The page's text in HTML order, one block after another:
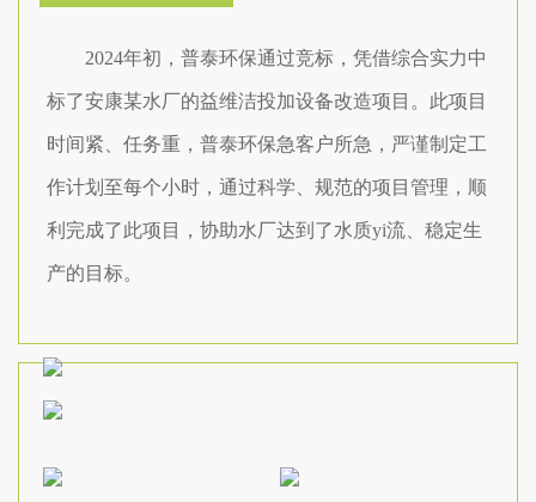
2024年初，普泰环保通过竞标，凭借综合实力中
标了安康某水厂的益维洁投加设备改造项目。此项目
时间紧、任务重，普泰环保急客户所急，严谨制定工
作计划至每个小时，通过科学、规范的项目管理，顺
利完成了此项目，协助水厂达到了水质yi流、稳定生
产的目标。